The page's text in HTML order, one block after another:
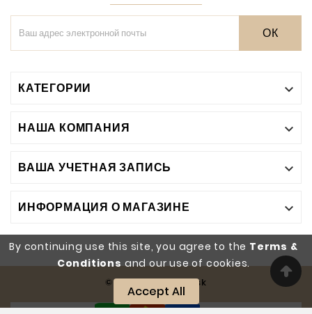
By continuing use this site, you agree to the Terms &
Conditionsand our use of cookies.
Accept All
ОК
КАТЕГОРИИ 
НАША КОМПАНИЯ 
ВАША УЧЕТНАЯ ЗАПИСЬ 
ИНФОРМАЦИЯ О МАГАЗИНЕ 
© 2026 - Color Desk